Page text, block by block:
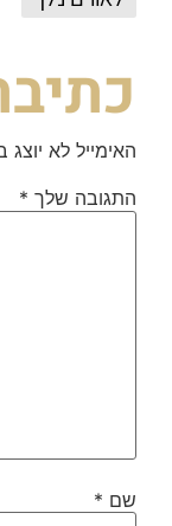
האימייל לא
התגובה שלך *
שם *